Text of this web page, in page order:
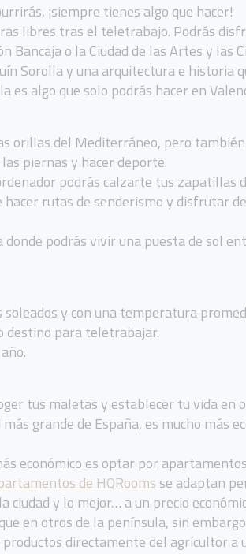
¡siempre tienes algo que hacer!
libres tras el teletrabajo. Podrás
o la Ciudad de las Artes y las
Sorolla y una arquitectura e historia
algo que solo podrás hacer en
orillas del Mediterráneo, pero
piernas y hacer deporte.
podrás calzarte tus zapatillas
rutas de senderismo y disfrutar
podrás vivir una puesta de sol
y con una temperatura
destino para teletrabajar.
tus maletas y establecer tu vida en
grande de España, es mucho más
económico es optar por
de HQRooms se adaptan
y lo mejor… a un precio
en otros de la península, sin
directamente del agricultor a